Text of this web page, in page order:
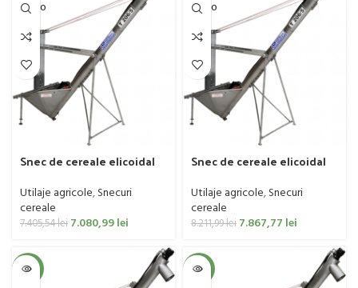
SOLD O
UT
Snec de cereale elicoidal
T206/5, galvanizat, 3 metri
Utilaje agricole,Snecuri
cereale
7.405,54lei 7.080,99lei
SOLD O
UT
Snec de cereale elicoidal
T206/5, galvanizat, 4 metri
Utilaje agricole,Snecuri
cereale
8.211,99lei 7.867,77 lei
-4% -4%